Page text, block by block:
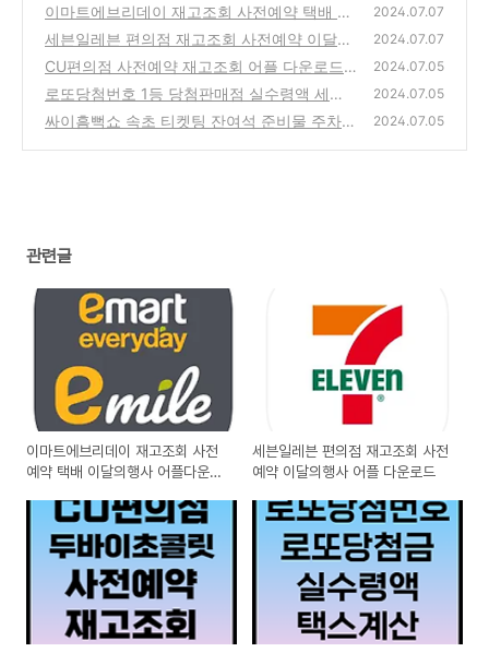
이마트에브리데이 재고조회 사전예약 택배 이
달의행사 어플다운로드
(0)
2024.07.07
세븐일레븐 편의점 재고조회 사전예약 이달의
행사 어플 다운로드
(1)
2024.07.07
CU편의점 사전예약 재고조회 어플 다운로드
(0)
2024.07.05
로또당첨번호 1등 당첨판매점 실수령액 세금
계산
(1)
2024.07.05
싸이흠뻑쇼 속초 티켓팅 잔여석 준비물 주차장
2024.07.05
관련글
이마트에브리데이 재고조회 사전
예약 택배 이달의행사 어플다운로
세븐일레븐 편의점 재고조회 사전
예약 이달의행사 어플 다운로드